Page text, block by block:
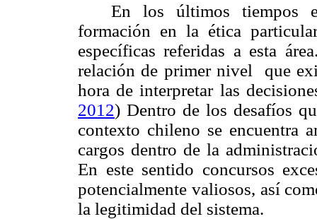
En los últimos tiempos
formación en la ética
específicas referidas a esta
relación de primer nivel que
hora de interpretar las
2012) Dentro de los desafíos
contexto chileno se encuentra
cargos dentro de la
En este sentido concursos
potencialmente valiosos, así
la legitimidad del sistema.